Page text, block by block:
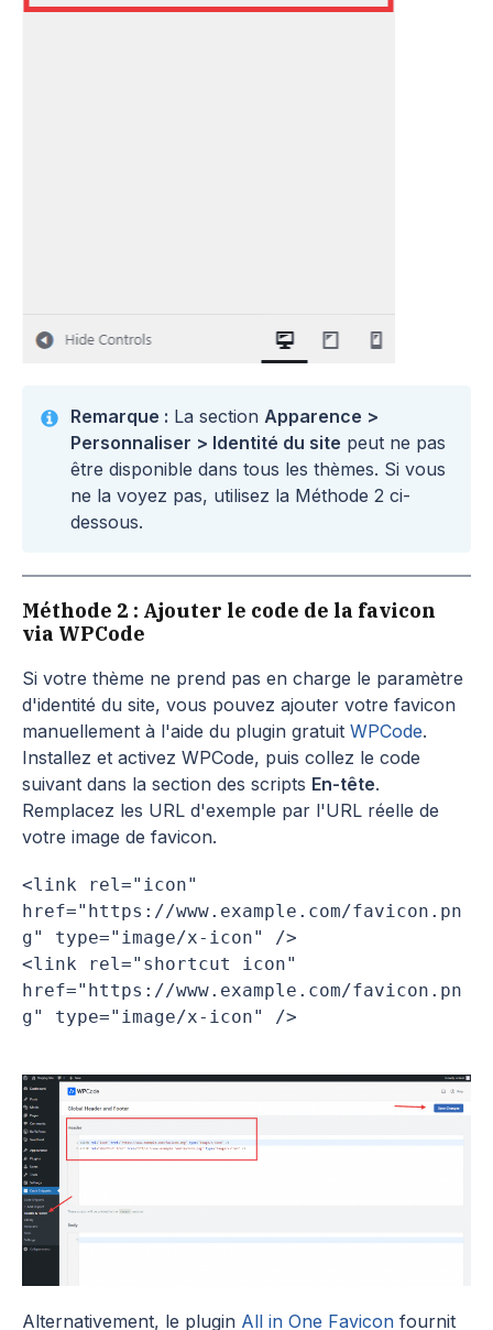
Remarque : La section Apparence >
Personnaliser > Identité du site peut ne pas
être disponible dans tous les thèmes. Si vous
ne la voyez pas, utilisez la Méthode 2 ci-
dessous.
Méthode 2 : Ajouter le code de la favicon
via WPCode
Si votre thème ne prend pas en charge le paramètre
d'identité du site, vous pouvez ajouter votre favicon
manuellement à l'aide du plugin gratuit WPCode.
Installez et activez WPCode, puis collez le code
suivant dans la section des scripts En-tête.
Remplacez les URL d'exemple par l'URL réelle de
votre image de favicon.
<link rel="icon"
href="https://www.example.com/favicon.pn
g" type="image/x-icon" />
<link rel="shortcut icon"
href="https://www.example.com/favicon.pn
g" type="image/x-icon" />
Alternativement, le plugin All in One Favicon fournit